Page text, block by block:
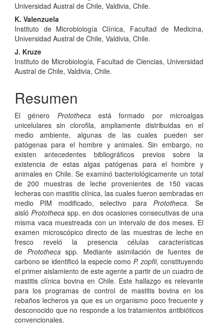
principal
del
artículo
Universidad Austral de Chile, Valdivia, Chile.
K. Valenzuela
Instituto de Microbiología Clínica, Facultad de Medicina,
Universidad Austral de Chile, Valdivia, Chile.
J. Kruze
Instituto de Microbiología, Facultad de Ciencias, Universidad
Austral de Chile, Valdivia, Chile.
Resumen
El género Protothecaestá formado por microalgas
unicelulares sin clorofila, ampliamente distribuidas en el
medio ambiente, algunas de las cuales pueden ser
patógenas para el hombre y animales. Sin embargo, no
existen antecedentes bibliográficos previos sobre la
existencia de estas algas patógenas para el hombre y
animales en Chile. Se examinó bacteriológicamente un total
de 200 muestras de leche provenientes de 150 vacas
lecheras con mastitis clínica, las cuales fueron sembradas en
medio PIM modificado, selectivo paraPrototheca. Se
aisló Prototheca spp. en dos ocasiones consecutivas de una
misma vaca muestreada con un intervalo de dos meses. El
examen microscópico directo de las muestras de leche en
fresco reveló la presencia células características
de Protothecaspp. Mediante asimilación de fuentes de
carbono se identificó la especie como P. zopfii, constituyendo
el primer aislamiento de este agente a partir de un cuadro de
mastitis clínica bovina en Chile. Este hallazgo es relevante
para los programas de control de mastitis bovina en los
rebaños lecheros ya que es un organismo poco frecuente y
desconocido que no responde a los tratamientos antibióticos
convencionales.